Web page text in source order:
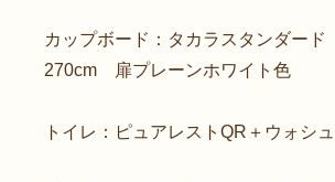
カップボード：タカラスタンダー
270cm 扉プレーンホワイト色
トイレ：ピュアレストQR＋ウォシ